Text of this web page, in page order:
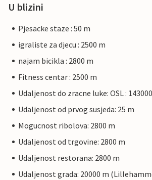
U blizini
Pjesacke staze : 50 m
igraliste za djecu : 2500 m
najam bicikla : 2800 m
Fitness centar : 2500 m
Udaljenost do zracne luke: OSL :
Udaljenost od prvog susjeda: 25 m
Mogucnost ribolova: 2800 m
Udaljenost od trgovine: 2800 m
Udaljenost restorana: 2800 m
Udaljenost grada: 20000 m